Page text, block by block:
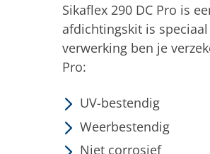
Sikaflex 290 DC Pro is
afdichtingskit is
verwerking ben je
Pro:
UV-bestendig
Weerbestendig
Niet corrosief